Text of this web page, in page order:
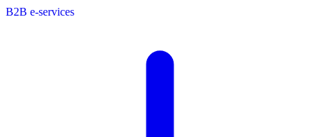
B2B e-services